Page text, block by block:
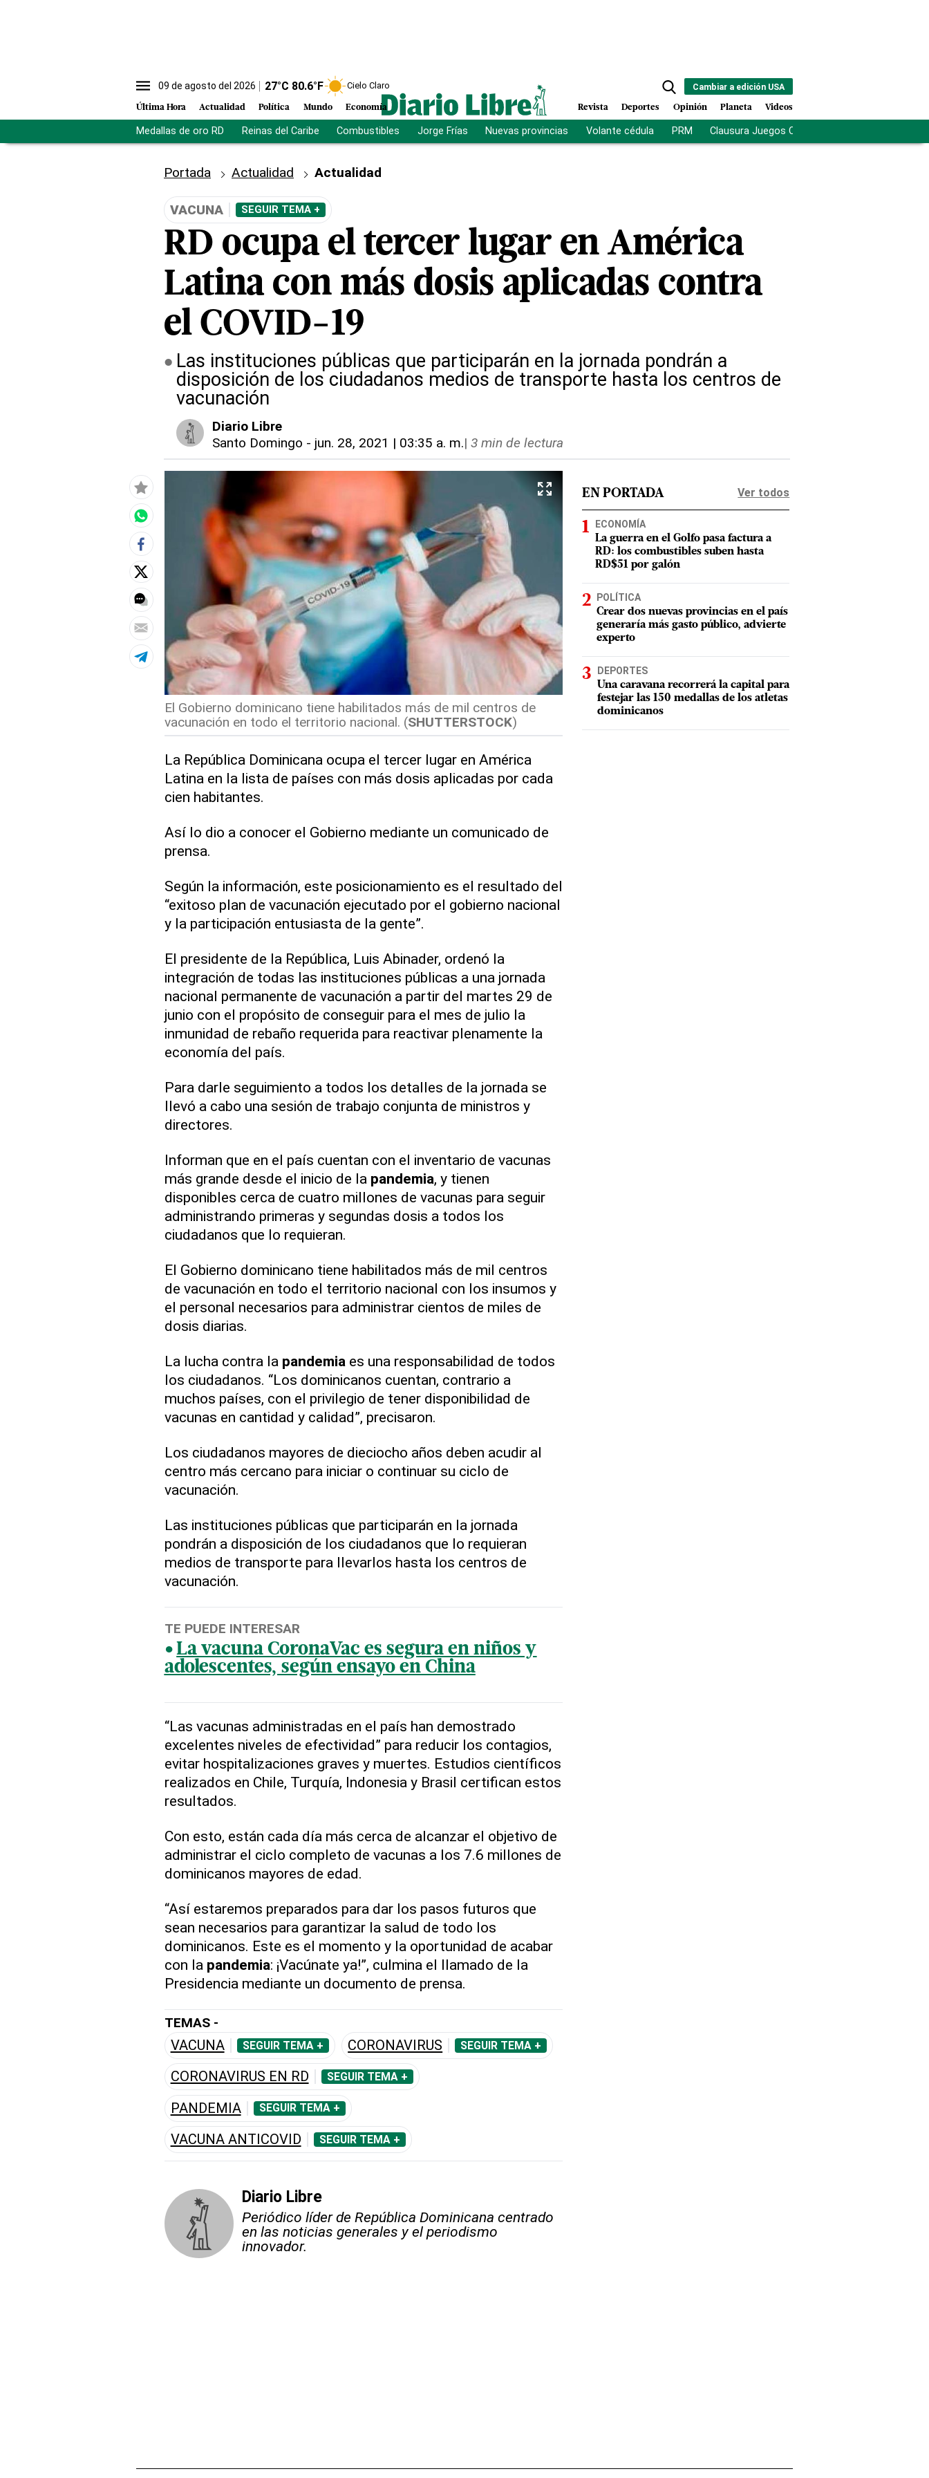
09 de agosto del 2026 27°C 80.6°F Cielo Claro
Última Hora Actualidad Política Mundo Economía
Cambiar a edición USA
Revista Deportes Opinión Planeta Videos
Medallas de oro RD Reinas del Caribe Combustibles Jorge Frías Nuevas provincias Volante cédula PRM Clausura Juegos Centroamericanos
Portada Actualidad Actualidad
VACUNA SEGUIR TEMA +
RD ocupa el tercer lugar en América
Latina con más dosis aplicadas contra
el COVID-19
Las instituciones públicas que participarán en la jornada pondrán a
disposición de los ciudadanos medios de transporte hasta los centros de
vacunación
Diario Libre
Santo Domingo - jun. 28, 2021 | 03:35 a. m.| 3 min de lectura
El Gobierno dominicano tiene habilitados más de mil centros de
vacunación en todo el territorio nacional. (SHUTTERSTOCK)
La República Dominicana ocupa el tercer lugar en América
Latina en la lista de países con más dosis aplicadas por cada
cien habitantes.
Así lo dio a conocer el Gobierno mediante un comunicado de
prensa.
Según la información, este posicionamiento es el resultado del
“exitoso plan de vacunación ejecutado por el gobierno nacional
y la participación entusiasta de la gente”.
El presidente de la República, Luis Abinader, ordenó la
integración de todas las instituciones públicas a una jornada
nacional permanente de vacunación a partir del martes 29 de
junio con el propósito de conseguir para el mes de julio la
inmunidad de rebaño requerida para reactivar plenamente la
economía del país.
Para darle seguimiento a todos los detalles de la jornada se
llevó a cabo una sesión de trabajo conjunta de ministros y
directores.
Informan que en el país cuentan con el inventario de vacunas
más grande desde el inicio de la pandemia, y tienen
disponibles cerca de cuatro millones de vacunas para seguir
administrando primeras y segundas dosis a todos los
ciudadanos que lo requieran.
El Gobierno dominicano tiene habilitados más de mil centros
de vacunación en todo el territorio nacional con los insumos y
el personal necesarios para administrar cientos de miles de
dosis diarias.
La lucha contra la pandemia es una responsabilidad de todos
los ciudadanos. “Los dominicanos cuentan, contrario a
muchos países, con el privilegio de tener disponibilidad de
vacunas en cantidad y calidad”, precisaron.
Los ciudadanos mayores de dieciocho años deben acudir al
centro más cercano para iniciar o continuar su ciclo de
vacunación.
Las instituciones públicas que participarán en la jornada
pondrán a disposición de los ciudadanos que lo requieran
medios de transporte para llevarlos hasta los centros de
vacunación.
TE PUEDE INTERESAR
La vacuna CoronaVac es segura en niños y
adolescentes, según ensayo en China
“Las vacunas administradas en el país han demostrado
excelentes niveles de efectividad” para reducir los contagios,
evitar hospitalizaciones graves y muertes. Estudios científicos
realizados en Chile, Turquía, Indonesia y Brasil certifican estos
resultados.
Con esto, están cada día más cerca de alcanzar el objetivo de
administrar el ciclo completo de vacunas a los 7.6 millones de
dominicanos mayores de edad.
“Así estaremos preparados para dar los pasos futuros que
sean necesarios para garantizar la salud de todo los
dominicanos. Este es el momento y la oportunidad de acabar
con la pandemia: ¡Vacúnate ya!”, culmina el llamado de la
Presidencia mediante un documento de prensa.
TEMAS -
VACUNA SEGUIR TEMA + CORONAVIRUS SEGUIR TEMA +
CORONAVIRUS EN RD SEGUIR TEMA +
PANDEMIA SEGUIR TEMA +
VACUNA ANTICOVID SEGUIR TEMA +
Diario Libre
Periódico líder de República Dominicana centrado
en las noticias generales y el periodismo
innovador.
EN PORTADA Ver todos
ECONOMÍA
La guerra en el Golfo pasa factura a
RD: los combustibles suben hasta
RD$51 por galón
POLÍTICA
Crear dos nuevas provincias en el país
generaría más gasto público, advierte
experto
DEPORTES
Una caravana recorrerá la capital para
festejar las 150 medallas de los atletas
dominicanos